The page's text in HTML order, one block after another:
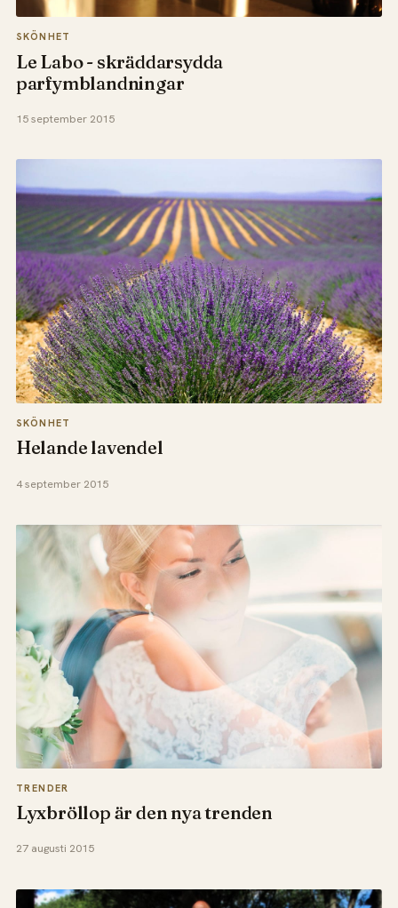
SKÖNHET
Le Labo - skräddarsydda
parfymblandningar
15 september 2015
SKÖNHET
Helande lavendel
4 september 2015
TRENDER
Lyxbröllop är den nya trenden
27 augusti 2015